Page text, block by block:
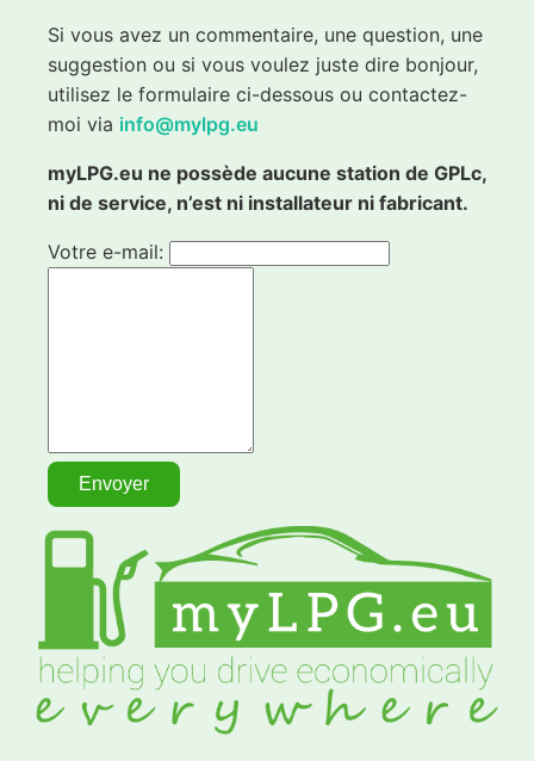
Si vous avez un commentaire, une question, une
suggestion ou si vous voulez juste dire bonjour,
utilisez le formulaire ci-dessous ou contactez-
moi via info@mylpg.eu
myLPG.eu ne possède aucune station de GPLc,
ni de service, n’est ni installateur ni fabricant.
Votre e-mail: